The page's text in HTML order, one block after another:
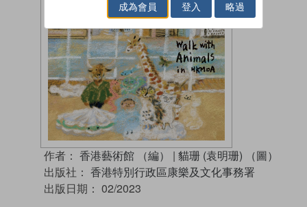
作者： 香港藝術館 （編） | 貓珊 (袁明珊) （圖）
出版社： 香港特別行政區康樂及文化事務署
出版日期： 02/2023
成為會員 登入 略過